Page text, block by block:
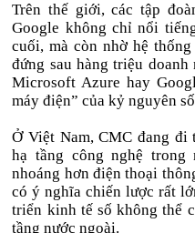
Trên thế giới, các tập
Google không chỉ nổi
cuối, mà còn nhờ hệ
đứng sau hàng triệu doanh
Microsoft Azure hay
máy điện” của kỷ nguyên
Ở Việt Nam, CMC đang đi
hạ tầng công nghệ
nhoáng hơn điện thoại
có ý nghĩa chiến lược rất
triển kinh tế số không thể
tầng nước ngoài.